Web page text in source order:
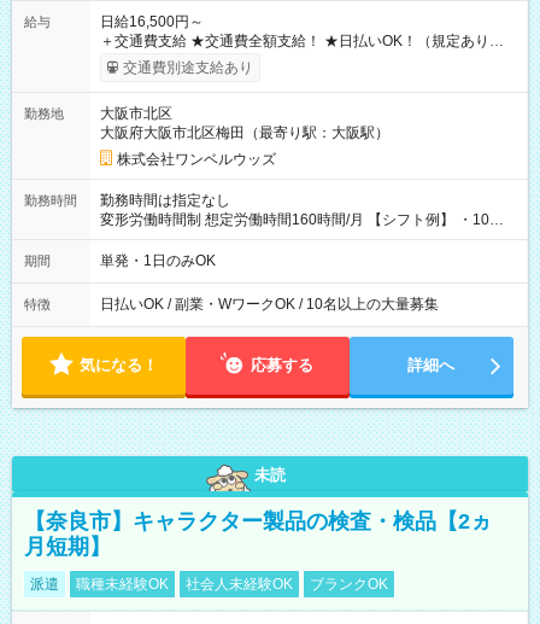
給与
日給16,500円～
＋交通費支給 ★交通費全額支給！ ★日払いOK！（規定あり） ┗
働いたその日に現金GET♪ お仕事後はコンビニATMから 日払
交通費別途支給あり
勤務地
大阪市北区
大阪府大阪市北区梅田（最寄り駅：大阪駅）
株式会社ワンベルウッズ
勤務時間
勤務時間は指定なし
変形労働時間制 想定労働時間160時間/月 【シフト例】 ・10：
00～20：00
期間 単発・1日のみOK
特徴 日払いOK / 副業・WワークOK / 10名以上の大量募集
気になる！ 応募する 詳細へ
未読
【奈良市】キャラクター製品の検査・検品【2ヵ
月短期】
派遣 職種未経験OK 社会人未経験OK ブランクOK